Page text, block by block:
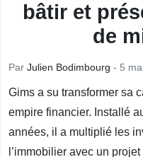
bâtir et
de
Par Julien Bodimbourg - 5
Gims a su transformer sa
empire financier. Installé
années, il a multiplié les
l’immobilier avec un